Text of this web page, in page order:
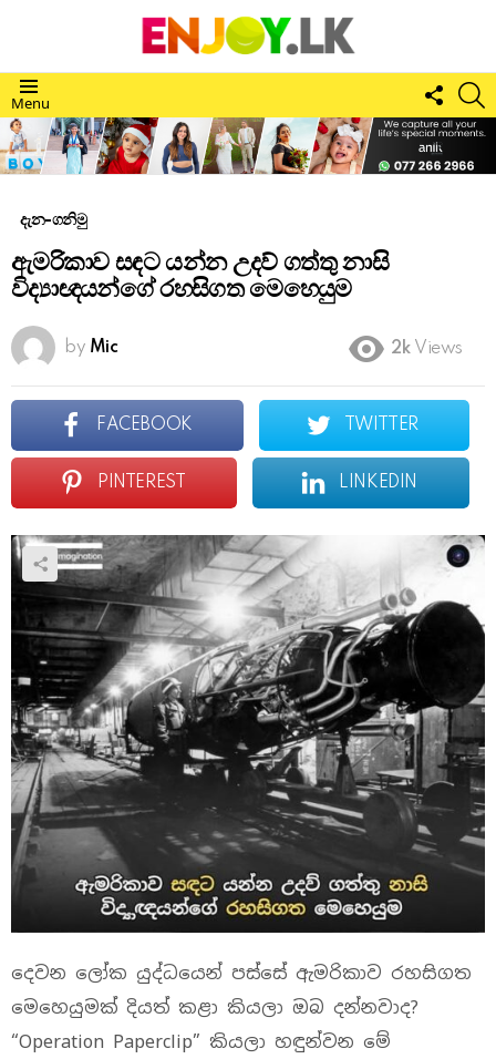
Menu
US
දැන-ගනිමු
ඇමරිකාව සඳට යන්න උදව් ගත්තු නාසි
විද්‍යාඥයන්ගේ රහසිගත මෙහෙයුම
by Mic 2k Views
FACEBOOK TWITTER
PINTEREST LINKEDIN
දෙවන ලෝක යුද්ධයෙන් පස්සේ ඇමරිකාව රහසිගත
මෙහෙයුමක් දියත් කළා කියලා ඔබ දන්නවාද?
“Operation Paperclip” කියලා හඳුන්වන මේ